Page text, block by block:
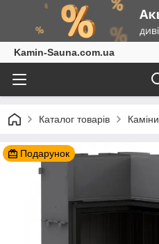
Kamin-Sauna.com.ua
Каталог товарів Каміни
Подарунок